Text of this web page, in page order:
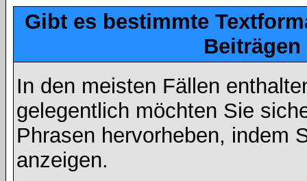
Gibt es bestimmte
In den meisten Fällen
gelegentlich möchten Sie
Phrasen hervorheben, indem
anzeigen.